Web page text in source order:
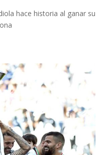
hace historia al ganar su